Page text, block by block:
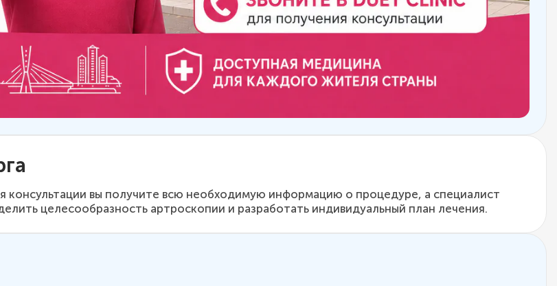
консультации вы получите всю необходимую информацию о процедуре, а специалист
целесообразность артроскопии и разработать индивидуальный план лечения.